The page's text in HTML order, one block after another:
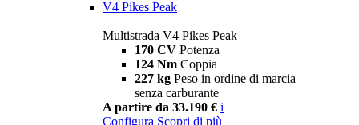
V4 Pikes Peak
Multistrada V4 Pikes Peak
170 CV Potenza
124 Nm Coppia
227 kg Peso in ordine di marcia
senza carburante
A partire da 33.190 € i
Configura Scopri di più